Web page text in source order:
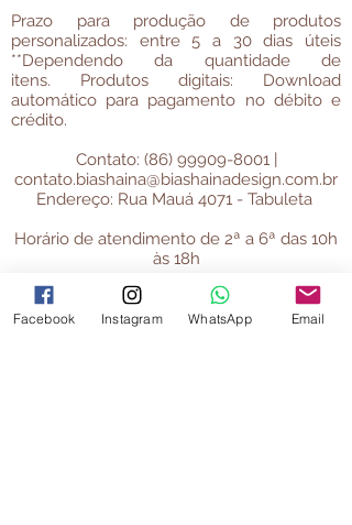
Prazo para produção de produtos
personalizados: entre 5 a 30 dias úteis
**Dependendo da quantidade de
itens. Produtos digitais: Download
automático para pagamento no débito e
crédito.
Contato: (86) 99909-8001|
contato.biashaina@biashainadesign.com.br
​Endereço: Rua Mauá 4071 - Tabuleta
Horário de atendimento de 2ª a 6ª das 10h
às 18h
Teresina - Pi
Informações úteis
Facebook Instagram WhatsApp Email